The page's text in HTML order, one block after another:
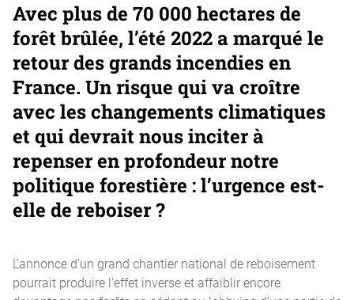
Avec plus de 70 000 hectares de
forêt brûlée, l’été 2022 a marqué le
retour des grands incendies en
France. Un risque qui va croître
avec les changements climatiques
et qui devrait nous inciter à
repenser en profondeur notre
politique forestière :l’urgence est-
elle de reboiser?
L’annonce d’un grand chantier national de reboisement
pourrait produire l’effet inverse et affaiblir encore